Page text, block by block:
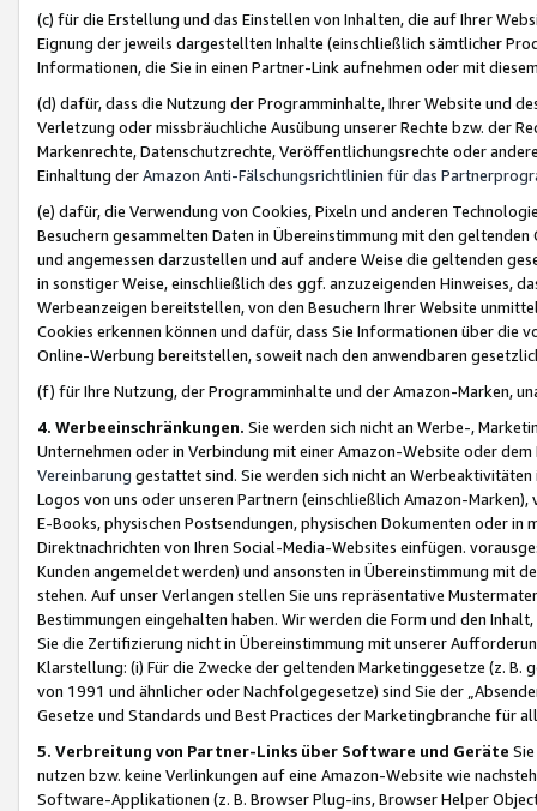
(c) für die Erstellung und das Einstellen von Inhalten, die auf Ihrer
Eignung der jeweils dargestellten Inhalte (einschließlich sämtlicher
Informationen, die Sie in einen Partner-Link aufnehmen oder mit
(d) dafür, dass die Nutzung der Programminhalte, Ihrer Website und
Verletzung oder missbräuchliche Ausübung unserer Rechte bzw. der
Markenrechte, Datenschutzrechte, Veröffentlichungsrechte oder
Einhaltung derAmazon Anti-Fälschungsrichtlinien für das
(e) dafür, die Verwendung von Cookies, Pixeln und anderen
Besuchern gesammelten Daten in Übereinstimmung mit den
und angemessen darzustellen und auf andere Weise die geltenden
in sonstiger Weise, einschließlich des ggf. anzuzeigenden Hinweises,
Werbeanzeigen bereitstellen, von den Besuchern Ihrer Website
Cookies erkennen können und dafür, dass Sie Informationen über die
Online-Werbung bereitstellen, soweit nach den anwendbaren
(f) für Ihre Nutzung, der Programminhalte und der Amazon-Marken,
4. Werbeeinschränkungen. Sie werden sich nicht an Werbe-,
Unternehmen oder in Verbindung mit einer Amazon-Website oder
Vereinbarung gestattet sind. Sie werden sich nicht an
Logos von uns oder unseren Partnern (einschließlich Amazon-
E-Books, physischen Postsendungen, physischen Dokumenten oder in
Direktnachrichten von Ihren Social-Media-Websites einfügen.
Kunden angemeldet werden) und ansonsten in Übereinstimmung mit
stehen. Auf unser Verlangen stellen Sie uns repräsentative
Bestimmungen eingehalten haben. Wir werden die Form und den
Sie die Zertifizierung nicht in Übereinstimmung mit unserer
Klarstellung: (i) Für die Zwecke der geltenden Marketinggesetze (z. B.
von 1991 und ähnlicher oder Nachfolgegesetze) sind Sie der
Gesetze und Standards und Best Practices der Marketingbranche für
5. Verbreitung von Partner-Links über Software und Geräte
nutzen bzw. keine Verlinkungen auf eine Amazon-Website wie
Software-Applikationen (z. B. Browser Plug-ins, Browser Helper